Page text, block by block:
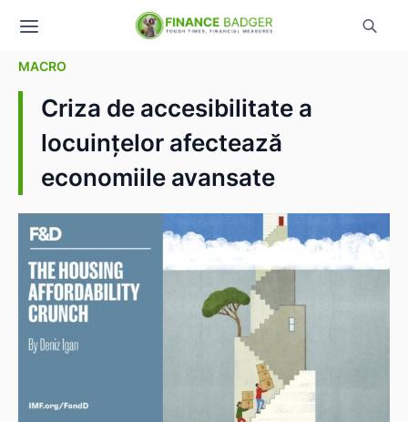
MACRO
Criza de accesibilitate a
locuințelor afectează
economiile avansate